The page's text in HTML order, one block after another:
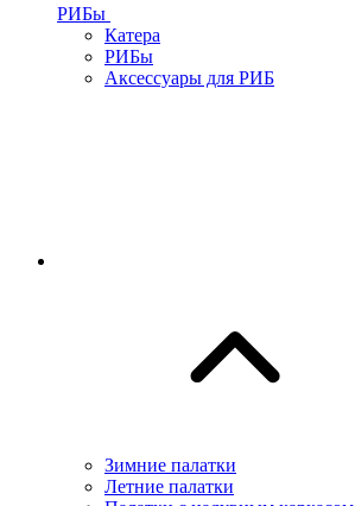
РИБы
Катера
РИБы
Аксессуары для РИБ
Зимние палатки
Летние палатки